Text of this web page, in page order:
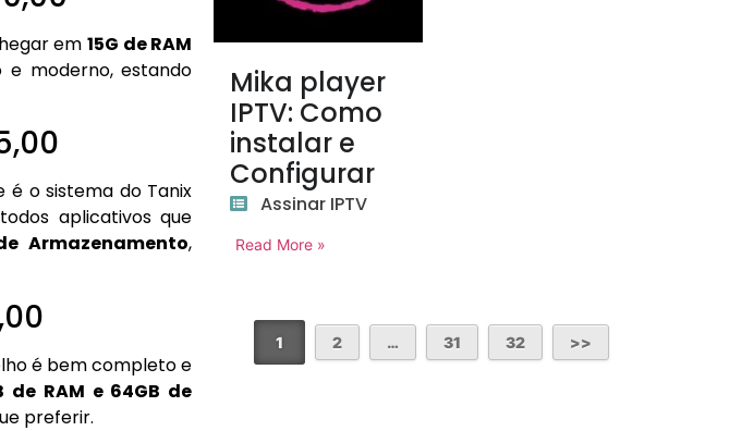
em 15G de RAM
moderno, estando
é o sistema do Tanix
aplicativos que
Armazenamento,
é bem completo e
de RAM e 64GB de
preferir.
Mika player
IPTV: Como
instalar e
Configurar
Assinar IPTV
Read More »
1 2 … 31 32